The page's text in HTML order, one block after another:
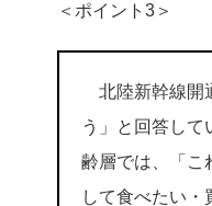
​​＜ポイント3＞
北陸新幹線開
う」と回答し
齢層では、「こ
して食べたい